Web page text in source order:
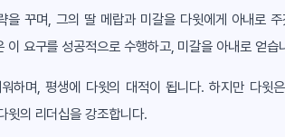
을 꾸며, 그의 딸 메랍과 미갈을 다윗에게 아내로
이 요구를 성공적으로 수행하고, 미갈을 아내로 얻습
하며, 평생에 다윗의 대적이 됩니다. 하지만 다
윗의 리더십을 강조합니다.